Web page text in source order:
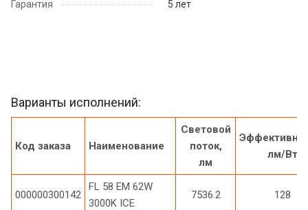
Гарантия 5 лет
Варианты исполнений:
Код заказа Наименование
Световой
поток,
лм
лм/Вт
000000300142
FL 58 EM 62W
3000K ICE
7536.2 128